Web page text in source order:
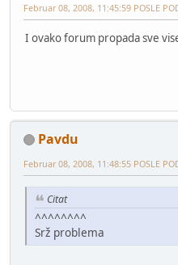
Februar 08, 2008, 11:45:59 POSLE
I ovako forum propada sve
Pavdu
Februar 08, 2008, 11:48:55 POSLE
Citat
^^^^^^^^
Srž problema